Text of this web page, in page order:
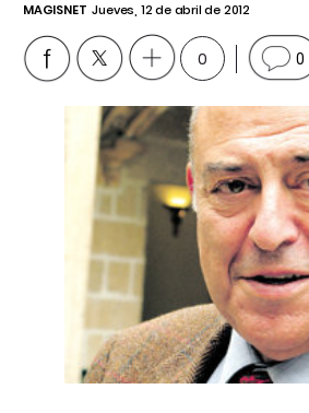
MAGISNET Jueves, 12 de abril de 2012
0 0